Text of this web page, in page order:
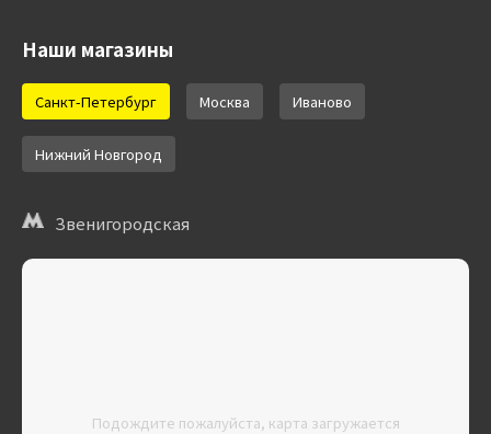
Наши магазины
Санкт-Петербург Москва Иваново
Нижний Новгород
Звенигородская
Подождите пожалуйста, карта загружается